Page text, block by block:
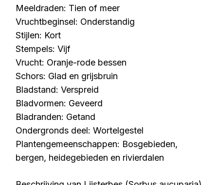
Meeldraden: Tien of meer
Vruchtbeginsel: Onderstandig
Stijlen: Kort
Stempels: Vijf
Vrucht: Oranje-rode bessen
Schors: Glad en grijsbruin
Bladstand: Verspreid
Bladvormen: Geveerd
Bladranden: Getand
Ondergronds deel: Wortelgestel
Plantengemeenschappen: Bosgebieden,
bergen, heidegebieden en rivierdalen